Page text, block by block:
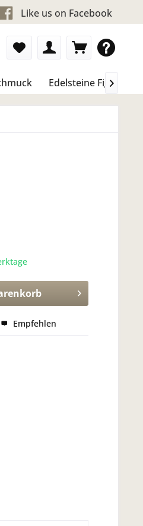
Like us on Facebook
Edelsteine Figure &

Empfehlen